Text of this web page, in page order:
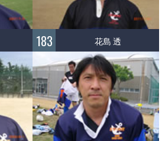
183 花島 透